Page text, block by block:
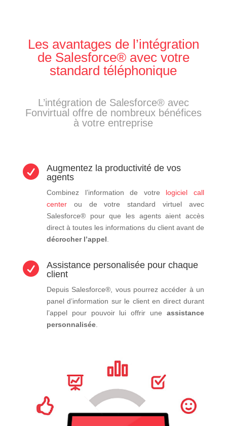
Les avantages de l’intégration
de Salesforce® avec votre
standard téléphonique
L’intégration de Salesforce® avec
Fonvirtual offre de nombreux bénéfices
à votre entreprise

Augmentez la productivité de vos
agents
Combinez l’information de votre logiciel call
centerou de votre standard virtuel avec
Salesforce® pour que les agents aient accès
direct à toutes les informations du client avant de
décrocher l’appel

Assistance personalisée pour chaque
client
Depuis Salesforce®, vous pourrez accéder à un
panel d’information sur le client en direct durant
l’appel pour pouvoir lui offrir une assistance
personnalisée.